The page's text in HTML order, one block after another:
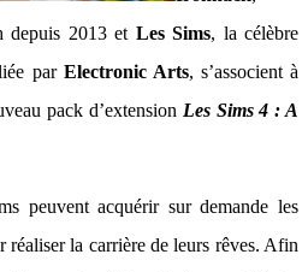
depuis 2013 et Les Sims, la célèbre
par Electronic Arts, s’associent à
pack d’extension Les Sims 4 : A
peuvent acquérir sur demande les
réaliser la carrière de leurs rêves. Afin